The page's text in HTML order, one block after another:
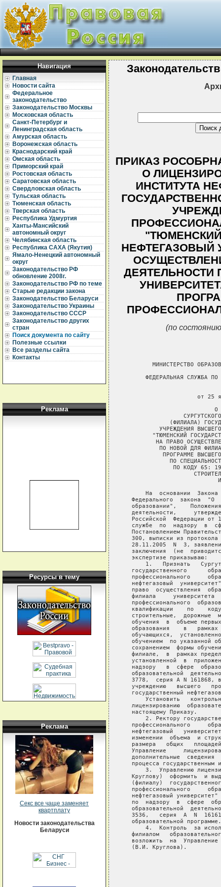
Навигация
Главная
Новости сайта
Федеральное
законодательство
Законодательство Москвы
Московская область
Санкт-Петербург и
Ленинградская область
Амурская область
Воронежская область
Краснодарский край
Омская область
Приморский край
Ростовская область
Саратовская область
Свердловская область
Тульская область
Тюменская область
Тверская область
Республика Удмуртия
Ханты-Мансийский
автономный округ
Челябинская область
Республика САХА (Якутия)
Ямало-Ненецкий автономный
округ
Законодательство РФ
обновление 2008г.
Законодательство РФ по теме
Старые редакции закона
Законодательство Беларуси
Законодательство Украины
Законодательство СССР
Законодательство других
стран
Поиск документа по сайту
Полезные ссылки
Все разделы сайта
Контакты
Реклама
Ресурсы в тему
Реклама
Секс все чаще заменяет
квартплату
Новости законодательства
Беларуси
ПРИКАЗ
О
ИНСТИТУТА
НЕФТЕГАЗОВЫЙ
ДЕЯТЕЛЬНОСТИ
(по
МИНИСТЕРСТВО
ФЕДЕРАЛЬНАЯ СЛУЖБА
от 25
О
(ФИЛИАЛА)
УЧРЕЖДЕНИЯ
"ТЮМЕНСКИЙ
НА ПРАВО
ПО НОВОЙ ДЛЯ
ПРОГРАММЕ
ПО
ПО КОДУ 65:
На  основании
Федерального  закона  "О
образовании",
деятельности,
Российской  Федерации от
службе  по  надзору  в
Постановлением
300, выписки из
28.11.2005  N  3,
заключения  (не
   экспертизе приказываю:
1.   Признать
государственного
профессионального
нефтегазовый
право  осуществления
филиала     университета
профессионального
квалификации    по
строительные,  дорожные
обучения  в  объеме
образования    в
обучающихся,
обучением  по указанной
сохранением  формы
филиале,  в  рамках
установленной  в
надзору   в  сфере
образовательной
3778,  серия А N 161868,
учреждению   высшего
государственный
Установить
лицензированию
   настоящему Приказу.
2. Ректору
профессионального
нефтегазовый
изменении  объема  и
размера   общих
Управление
дополнительные  сведения
процесса государственным
3.  Управлению
Круглову)  оформить  и
(филиалу)
профессионального
нефтегазовый
по  надзору  в  сфере
образовательной
3536,   серия  А  N
   образовательной программе.
4.  Контроль  за
филиалом
возложить  на
   (В.И. Круглова).